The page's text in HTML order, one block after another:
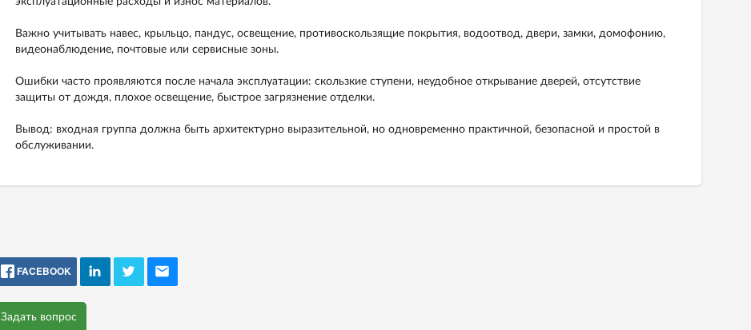
Важно учитывать навес, крыльцо, пандус, освещение, противоскользящие покрытия, водоотвод, двери, замки, домофонию,
видеонаблюдение, почтовые или сервисные зоны.
Ошибки часто проявляются после начала эксплуатации: скользкие ступени, неудобное открывание дверей, отсутствие
защиты от дождя, плохое освещение, быстрое загрязнение отделки.
Вывод: входная группа должна быть архитектурно выразительной, но одновременно практичной, безопасной и простой в
обслуживании.
FACEBOOK
Задать вопрос